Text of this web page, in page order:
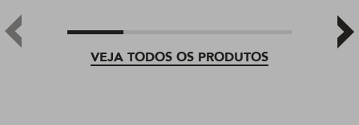
VEJA TODOS OS PRODUTOS